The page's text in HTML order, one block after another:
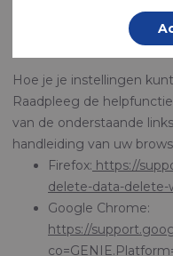
dan niet meer
daardoor vaker herhaald
Hoe je je instellingen
Raadpleeg de
van de onderstaande
handleiding van uw
Firefox: https://
delete-data-delete-
Google Chrome:
https://